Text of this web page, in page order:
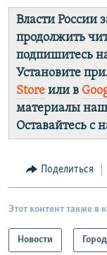
Власти России
продолжить
подпишитесь
Установите
Store или в
материалы
Оставайтесь с
Поделиться
Этот контент также в
Новости